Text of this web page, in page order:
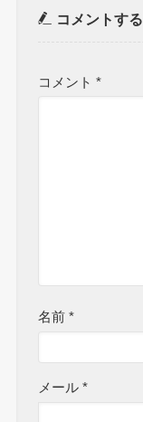
コメントする
コメント*
名前*
メール*